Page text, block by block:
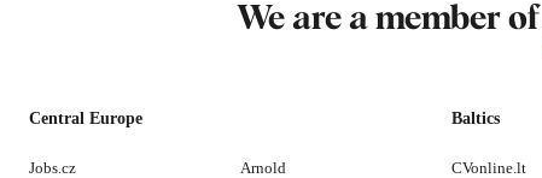
We are a member of
Central Europe
Jobs.cz
Arnold
Baltics
CVonline.lt